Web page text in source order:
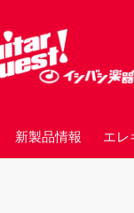
新製品情報 エレ